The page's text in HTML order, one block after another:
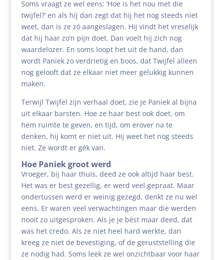
Soms vraagt ze wel eens: ‘Hoe is het nou met die
twijfel?’ en als hij dan zegt dat hij het nog steeds niet
weet, dan is ze zó aangeslagen. Hij vindt het vreselijk
dat hij haar zo’n pijn doet. Dan voelt hij zich nog
waardelozer. En soms loopt het uit de hand, dan
wordt Paniek zo verdrietig en boos, dat Twijfel alleen
nog gelooft dat ze elkaar niet meer gelukkig kunnen
maken.
Terwijl Twijfel zijn verhaal doet, zie je Paniek al bijna
uit elkaar barsten. Hoe ze haar best ook doet, om
hem ruimte te geven, en tijd, om erover na te
denken, hij komt er niet uit. Hij weet het nog steeds
niet. Ze wordt er gék van.
Hoe Paniek groot werd
Vroeger, bij haar thuis, deed ze ook altijd haar best.
Het was er best gezellig, er werd veel gepraat. Maar
ondertussen werd er weinig gezegd, denkt ze nu wel
eens. Er waren veel verwachtingen maar die werden
nooit zo uitgesproken. Als je je bést maar deed, dat
was het credo. Als ze niet heel hard werkte, dan
kreeg ze niet de bevestiging, of de geruststelling die
ze nodig had. Soms leek ze wel onzichtbaar voor haar